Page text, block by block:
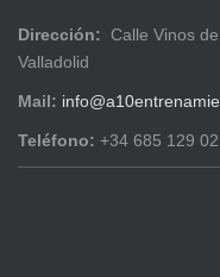
Dirección: Calle Vinos
Valladolid
Mail:
Teléfono: +34 685 129